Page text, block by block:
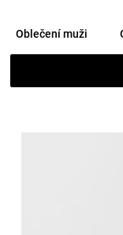
Oblečení muži